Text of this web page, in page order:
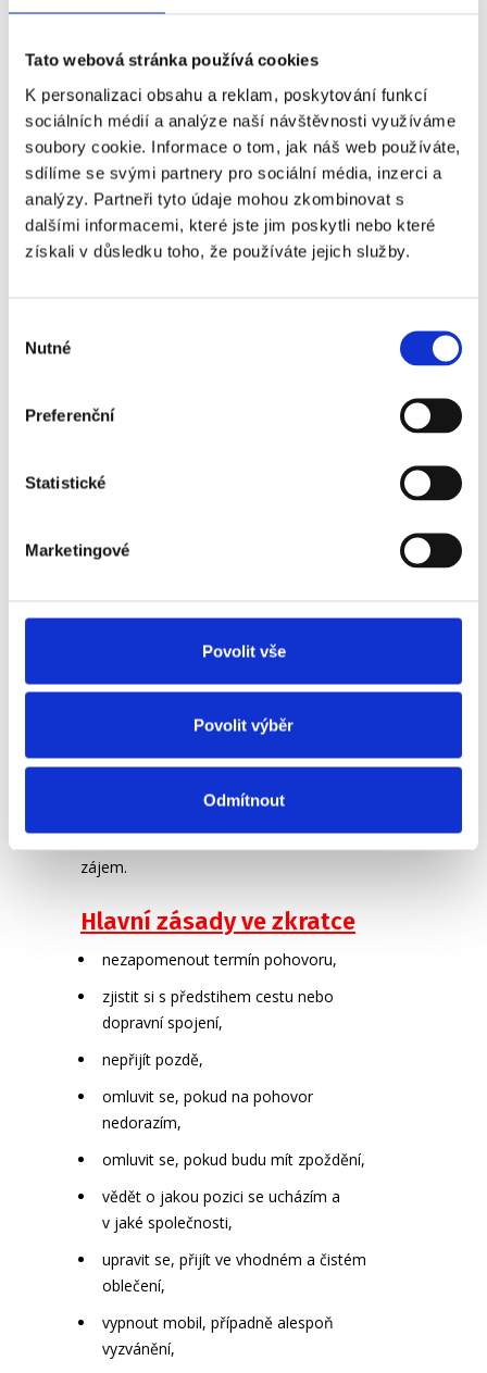
Tato webová stránka používá cookies
K personalizaci obsahu a reklam, poskytování funkcí
sociálních médií a analýze naší návštěvnosti využíváme
soubory cookie. Informace o tom, jak náš web používáte,
sdílíme se svými partnery pro sociální média, inzerci a
analýzy. Partneři tyto údaje mohou zkombinovat s
dalšími informacemi, které jste jim poskytli nebo které
získali v důsledku toho, že používáte jejich služby.
souhlasu
Nutné
Preferenční
Statistické
Marketingové
Povolit vše
Povolit výběr
Odmítnout
Odpovídejteupřímněa ukažte svou
motivaci, proč chcete pracovní místo
získat. Pokud Vám předává nějaké
informace, nebojte si údaje zapsat, abyste
na ně nezapomněl/a. Ptejte se na otázky,
které jsou pro Vás důležité. Dejte ovšem
personalistovi prostor a neskákejte do řeči.
Pokud rozhodnutí o Vašem přijetí či
vyčkejte, až Vás bude personalista o
vědět, že Vám volá právě personalista).
s personalistou na něčem domluvili
dohodu. Případně se omluvte.
pracovní nabídku, informujte personalistu
o tom, že o pracovní pozici již nemáte
zájem.
Hlavní zásady ve zkratce
nezapomenout termín pohovoru,
zjistit si s předstihem cestu nebo
dopravní spojení,
nepřijít pozdě,
omluvit se, pokud na pohovor
nedorazím,
omluvit se, pokud budu mít zpoždění,
vědět o jakou pozici se ucházím a
v jaké společnosti,
upravit se, přijít ve vhodném a čistém
oblečení,
vypnout mobil, případně alespoň
vyzvánění,